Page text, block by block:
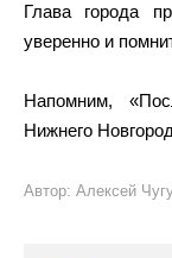
Глава города
уверенно и
Напомним,
Нижнего
Автор: Алексей